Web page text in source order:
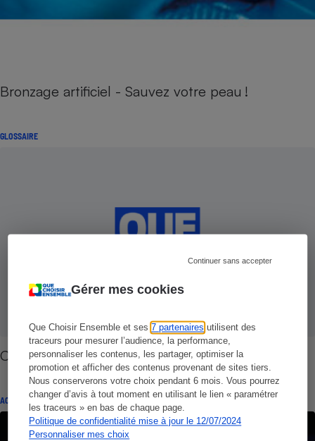
Gérer mes cookies
Que Choisir Ensemble et ses7 partenaires utilisent des
traceurs pour mesurer l’audience, la performance,
personnaliser les contenus, les partager, optimiser la
promotion et afficher des contenus provenant de sites tiers.
Nous conserverons votre choix pendant 6 mois. Vous pourrez
changer d’avis à tout moment en utilisant le lien « paramétrer
les traceurs » en bas de chaque page.
Politique de confidentialité mise à jour le 12/07/2024
Personnaliser mes choix
Continuer sans accepter
Bronzage artificiel - Sauvez votre peau !
GLOSSAIRE
Crème solaire - Glossaire
ACTUALITÉ